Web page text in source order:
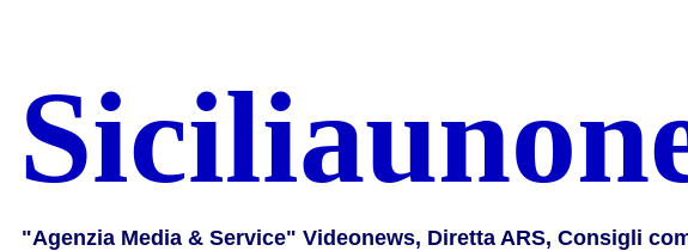
"Agenzia Media & Service" Videonews, Diretta ARS, Consigli